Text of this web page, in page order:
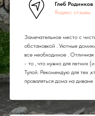
Глеб Родинков
Яндекс отзывы
Замечательное место с
обстановкой . Уютные
все необходимое .
- то , что нужно для летних
Тулой. Рекомендую для тех
проваляться дома на диване